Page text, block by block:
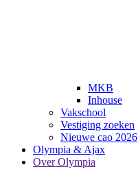
MKB
Inhouse
Vakschool
Vestiging zoeken
Nieuwe cao 2026
Olympia & Ajax
Over Olympia